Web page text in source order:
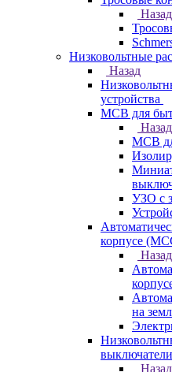
Назад
Низковольтные
Назад
устройства
MCB для
Назад
MCB
УЗО с
корпусе
Назад
на
Назад